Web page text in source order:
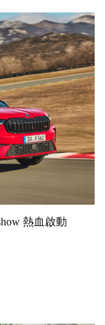
熱血啟動